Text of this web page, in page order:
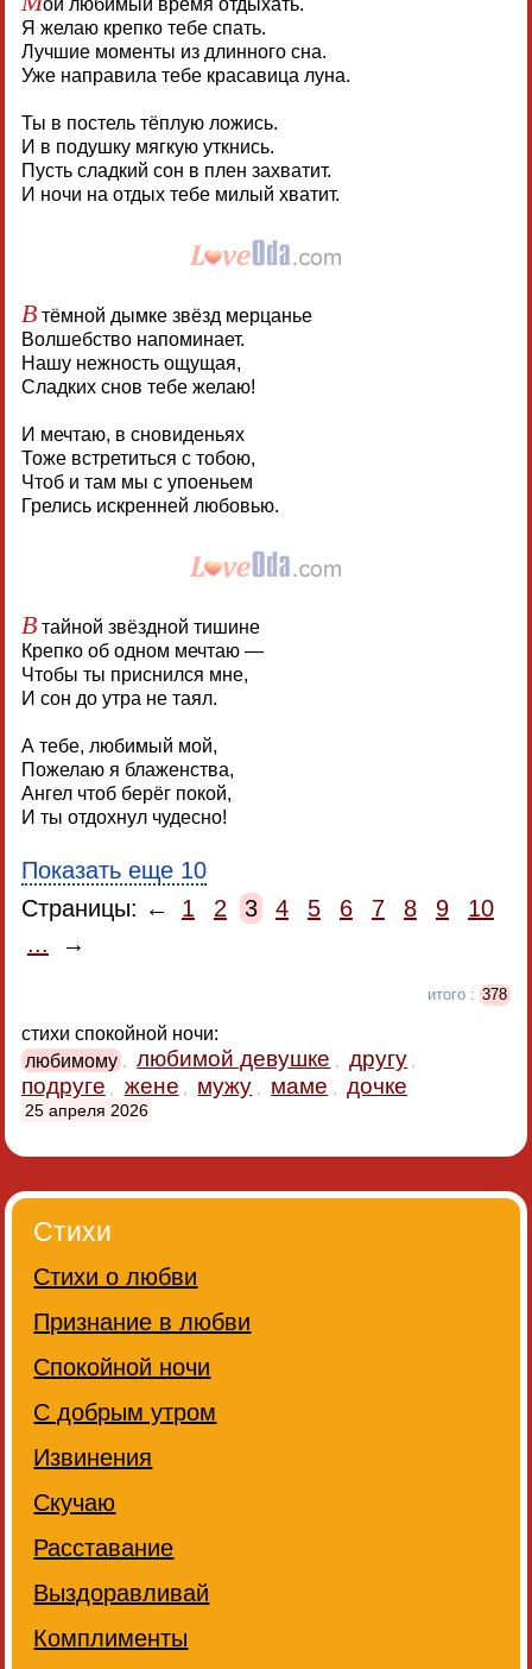
Я желаю крепко тебе спать.
Лучшие моменты из длинного сна.
Уже направила тебе красавица луна.
Ты в постель тёплую ложись.
И в подушку мягкую уткнись.
Пусть сладкий сон в плен захватит.
И ночи на отдых тебе милый хватит.
Втёмной дымке звёзд мерцанье
Волшебство напоминает.
Нашу нежность ощущая,
Сладких снов тебе желаю!
И мечтаю, в сновиденьях
Тоже встретиться с тобою,
Чтоб и там мы с упоеньем
Грелись искренней любовью.
Втайной звёздной тишине
Крепко об одном мечтаю —
Чтобы ты приснился мне,
И сон до утра не таял.
А тебе, любимый мой,
Пожелаю я блаженства,
Ангел чтоб берёг покой,
И ты отдохнул чудесно!
Показать еще 10
Страницы: ←
1 2 3 4 5 6 7 8 9
10
...
→
итого : 378
стихи спокойной ночи:
любимому , любимой девушке , другу ,
подруге , жене , мужу , маме , дочке
25 апреля 2026
Стихи
Стихи о любви
Признание в любви
Спокойной ночи
С добрым утром
Извинения
Скучаю
Расставание
Выздоравливай
Комплименты